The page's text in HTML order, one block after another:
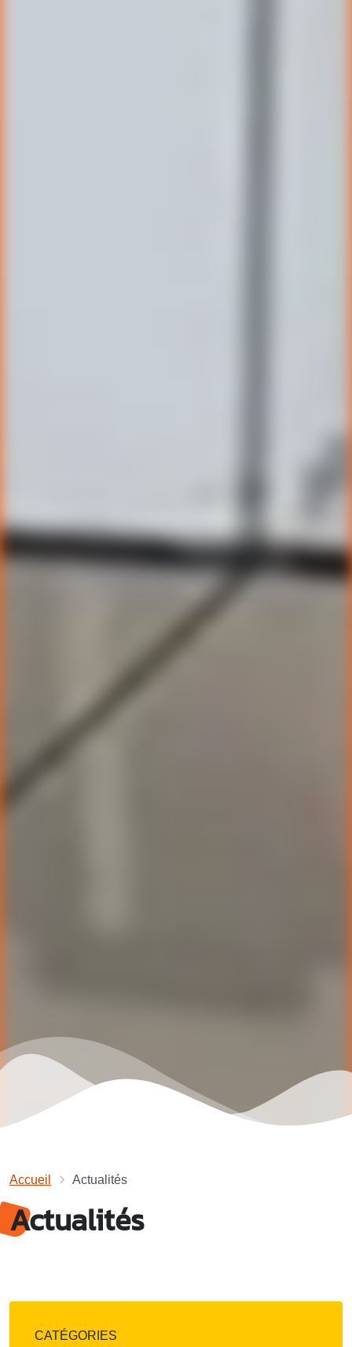
Accueil Actualités
Actualités
CATÉGORIES